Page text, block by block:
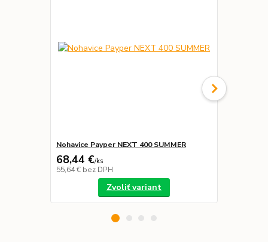
Nohavice Payper NEXT 400 SUMMER
68,44 €/ks
55,64 € bez DPH
Zvoliť variant